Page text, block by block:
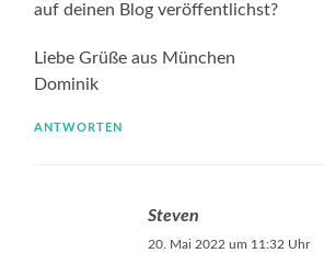
auf deinen Blog veröffentlichst?
Liebe Grüße aus München
Dominik
ANTWORTEN
Steven
20. Mai 2022 um 11:32 Uhr